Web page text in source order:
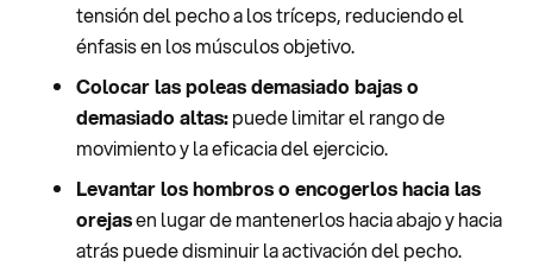
tensión del pecho a los tríceps, reduciendo el
énfasis en los músculos objetivo.
Colocar las poleas demasiado bajas o
demasiado altas:puede limitar el rango de
movimiento y la eficacia del ejercicio.
Levantar los hombros o encogerlos hacia las
orejasen lugar de mantenerlos hacia abajo y hacia
atrás puede disminuir la activación del pecho.